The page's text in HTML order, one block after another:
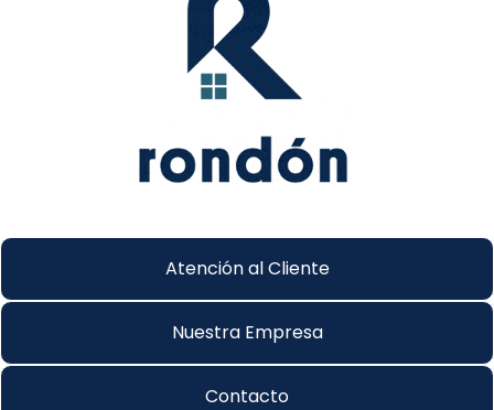
Atención al Cliente
Nuestra Empresa
Contacto